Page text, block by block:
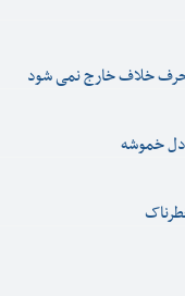
حرف خلاف خارج نمی شود
دل خموشه